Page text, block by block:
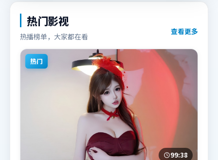
热门影视
热播榜单，大家都在看
查看更多
热门
99:38